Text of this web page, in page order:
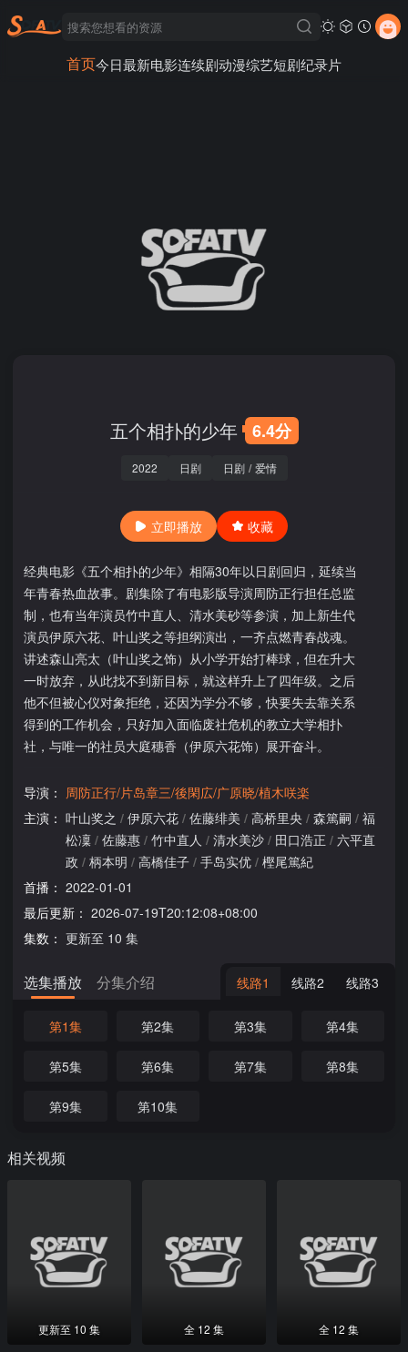
首页今日最新电影连续剧动漫综艺短剧纪录片
五个相扑的少年 6.4分
2022 日剧 日剧 / 爱情
立即播放 收藏
经典电影《五个相扑的少年》相隔30年以日剧回归，延续当
年青春热血故事。剧集除了有电影版导演周防正行担任总监
制，也有当年演员竹中直人、清水美砂等参演，加上新生代
演员伊原六花、叶山奖之等担纲演出，一齐点燃青春战魂。
讲述森山亮太（叶山奖之饰）从小学开始打棒球，但在升大
一时放弃，从此找不到新目标，就这样升上了四年级。之后
他不但被心仪对象拒绝，还因为学分不够，快要失去靠关系
得到的工作机会，只好加入面临废社危机的教立大学相扑
社，与唯一的社员大庭穗香（伊原六花饰）展开奋斗。
导演： 周防正行/片岛章三/後閑広/广原晓/植木咲楽
主演： 叶山奖之 / 伊原六花 / 佐藤绯美 / 高桥里央 / 森篤嗣 / 福
松凜 / 佐藤惠 / 竹中直人 / 清水美沙 / 田口浩正 / 六平直
政 / 柄本明 / 高橋佳子 / 手岛实优 / 樫尾篤紀
首播： 2022-01-01
最后更新： 2026-07-19T20:12:08+08:00
集数： 更新至 10 集
选集播放 分集介绍 线路1 线路2 线路3
第1集 第2集 第3集 第4集
第5集 第6集 第7集 第8集
第9集 第10集
相关视频
更新至 10 集 全 12 集 全 12 集